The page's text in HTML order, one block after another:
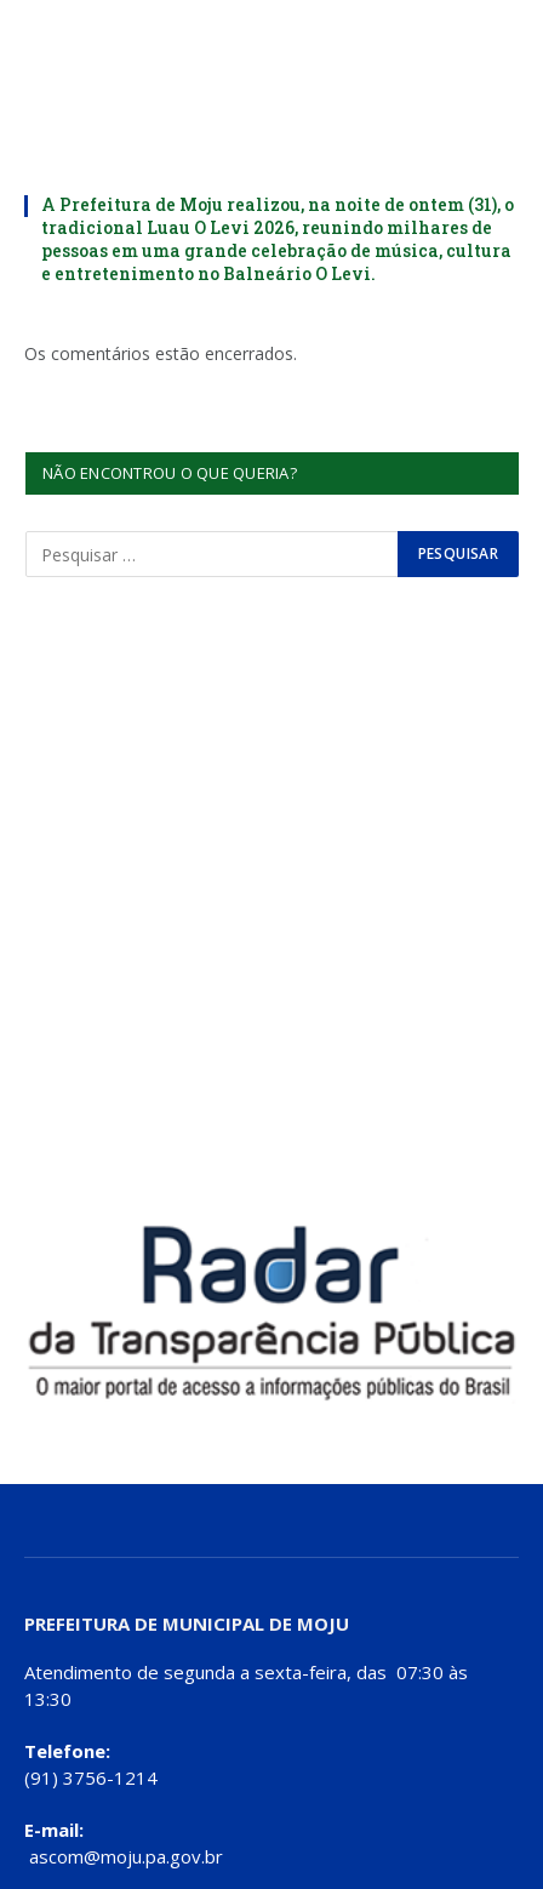
A Prefeitura de Moju realizou, na noite de ontem (31), o
tradicional Luau O Levi 2026, reunindo milhares de
pessoas em uma grande celebração de música, cultura
e entretenimento no Balneário O Levi.
Os comentários estão encerrados.
NÃO ENCONTROU O QUE QUERIA?
PREFEITURA DE MUNICIPAL DE MOJU
Atendimento de segunda a sexta-feira, das 07:30 às
13:30
Telefone:
(91) 3756-1214
E-mail:
ascom@moju.pa.gov.br